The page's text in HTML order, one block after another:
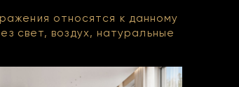
относятся к данному
свет, воздух, натуральные